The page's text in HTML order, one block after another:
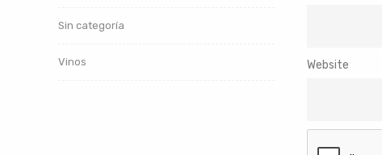
Website
Sin categoría
Vinos